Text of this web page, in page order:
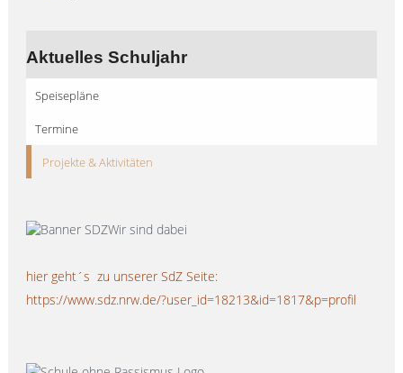
Aktuelles Schuljahr
Speisepläne
Termine
Projekte & Aktivitäten
hier geht´s zu unserer SdZ Seite:
https://www.sdz.nrw.de/?user_id=18213&id=1817&p=profil